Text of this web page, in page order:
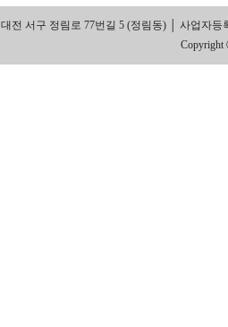
대전 서구 정림로 77번길 5 (정림동) │ 사업자등